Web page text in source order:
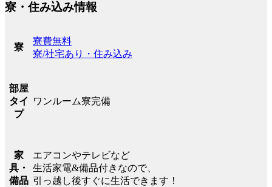
寮・住み込み情報
寮
寮費無料
寮/社宅あり・住み込み
部屋
タイ
プ
ワンルーム寮完備
家
具・
備品
エアコンやテレビなど
生活家電&備品付きなので、
引っ越し後すぐに生活できます！